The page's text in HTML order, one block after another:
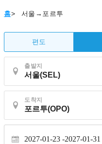
홈> 서울→포르투
편도
출발지
도착지
2027-01-23 2027-01-31